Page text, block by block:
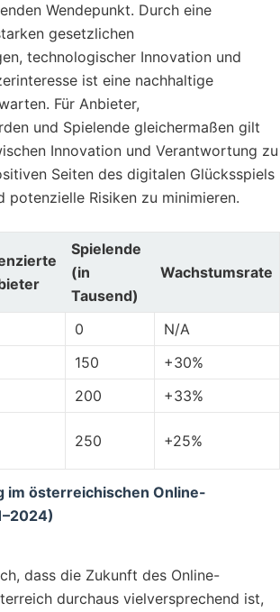
Wendepunkt. Durch eine
gesetzlichen
technologischer Innovation und
ist eine nachhaltige
Für Anbieter,
und Spielende gleichermaßen gilt
Innovation und Verantwortung zu
Seiten des digitalen Glücksspiels
potenzielle Risiken zu minimieren.
im österreichischen Online-
Spielende
(in
Tausend)
Wachstumsrate
0
N/A
150
+30%
200
+33%
250 +25%
dass die Zukunft des Online-
durchaus vielversprechend ist,